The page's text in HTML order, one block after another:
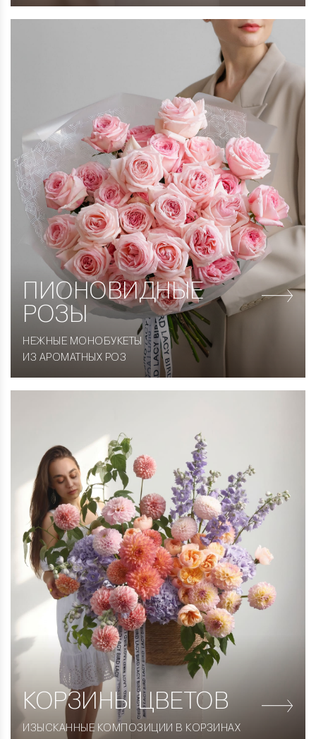
ПИОНОВИДНЫЕ
РОЗЫ
НЕЖНЫЕ МОНОБУКЕТЫ
ИЗ АРОМАТНЫХ РОЗ
КОРЗИНЫ ЦВЕТОВ
ИЗЫСКАННЫЕ КОМПОЗИЦИИ В КОРЗИНАХ